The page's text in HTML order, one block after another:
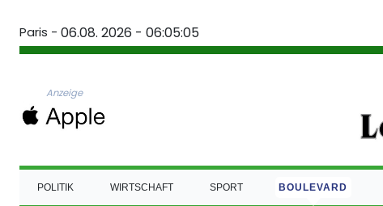
Paris - 06.08. 2026 - 06:05:06
Anzeige
POLITIK WIRTSCHAFT SPORT BOULEVARD